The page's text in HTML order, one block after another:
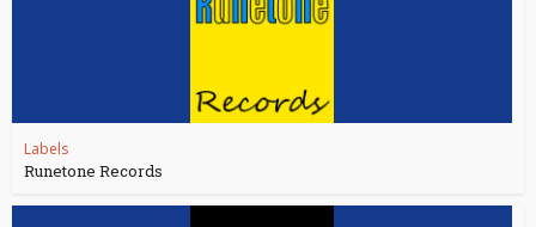
Labels
Runetone Records